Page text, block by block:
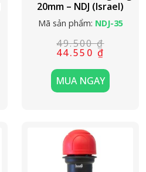
20mm – NDJ (Israel)
Mã sản phẩm: NDJ-35
49.500₫
Giá
gốc
là:
49.500 ₫.
44.550 ₫
Giá
hiện
tại
là:
44.550 ₫.
MUA NGAY